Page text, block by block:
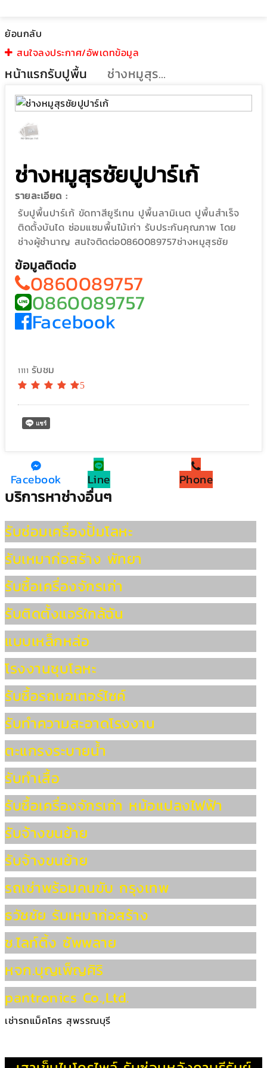
ย้อนกลับ
สนใจลงประกาศ/อัพเดทข้อมูล
หน้าแรกรับปูพื้น ช่างหมูสุรชัยปูปาร์เก้
ช่างหมูสุรชัยปูปาร์เก้
รายละเอียด :
รับปูพื้นปาร์เก้ ขัดทาสียูรีเทน ปูพื้นลามิเนต ปูพื้นสำเร็จ
ติดตั้งบันได ซ่อมแซมพื้นไม้เก่า รับประกันคุณภาพ โดย
ช่างผู้ชำนาญ สนใจติดต่อ0860089757ช่างหมูสุรชัย
ข้อมูลติดต่อ
0860089757
0860089757
Facebook
1111 รับชม
5
Facebook Line Phone
บริการหาช่างอื่นๆ
รับซ่อมเครื่องปั้มโลหะ
รับเหมาก่อสร้าง พัทยา
รับซื้อเครื่องจักรเก่า
รับติดตั้งแอร์ใกล้ฉัน
แบบเหล็กหล่อ
โรงงานชุบโลหะ
รับซื้อรถมอเตอร์ไซค์
รับทำความสะอาดโรงงาน
ตะแกรงระบายน้ำ
รับทำเสื้อ
รับซื้อเครื่องจักรเก่า หม้อแปลงไฟฟ้า
รับจ้างขนย้าย
รับจ้างขนย้าย
รถเช่าพร้อมคนขับ กรุงเทพ
ธวัชชัย รับเหมาก่อสร้าง
ช.ไลท์ติ้ง ซัพพลาย
หจก.บุญเพ็ญศิริ
pantronics Co.,Ltd.
เช่ารถแม็คโคร สุพรรณบุรี